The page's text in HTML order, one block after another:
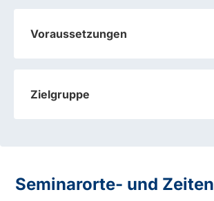
Voraussetzungen
Zielgruppe
Seminarorte- und Zeiten